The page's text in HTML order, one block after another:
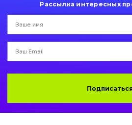
Защита (ковша, адаптера)
Пальци и втулки
Двигатель
написати
Рассылка интересных
Подписаться